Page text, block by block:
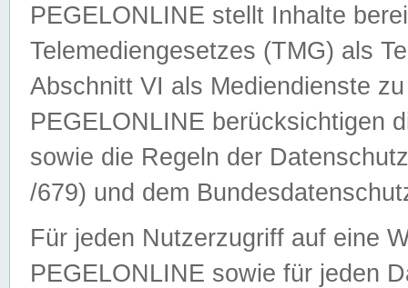
PEGELONLINE stellt Inhalte
Telemediengesetzes (TMG) als
Abschnitt VI als Mediendienste
PEGELONLINE berücksichtigen
sowie die Regeln der
/679) und dem
Für jeden Nutzerzugriff auf eine
PEGELONLINE sowie für jeden